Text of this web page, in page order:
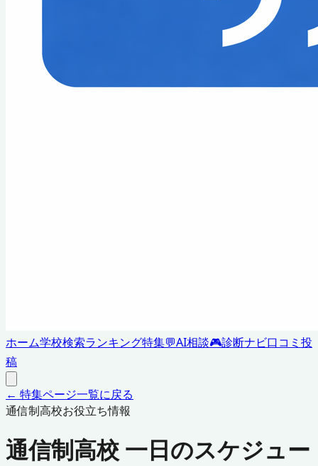
ホーム学校検索ランキング特集💬AI相談🎮診断ナビ口コミ投
稿
← 特集ページ一覧に戻る
通信制高校お役立ち情報
通信制高校 一日のスケジュー